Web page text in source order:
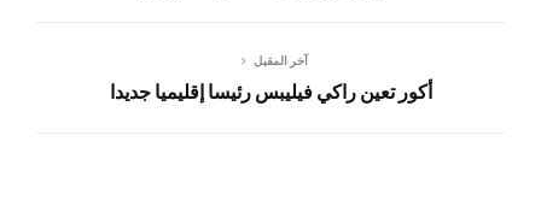
آخر المقبل
أكور تعين راكي فيليبس رئيسا إقليميا جديدا